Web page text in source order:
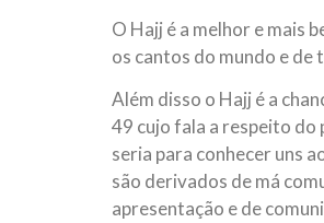
O Hajj é a melhor e mais
os cantos do mundo e
Além disso o Hajj é a
49 cujo fala a respeito do
seria para conhecer uns
são derivados de má
apresentação e de